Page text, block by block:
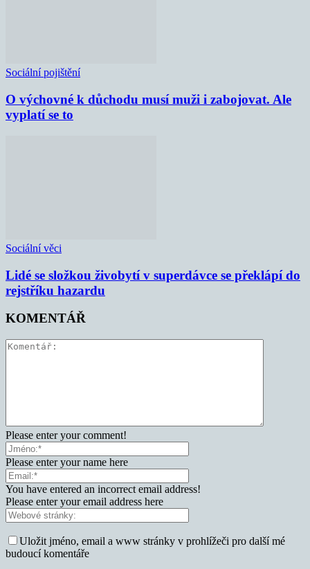
Sociální pojištění
O výchovné k důchodu musí muži i zabojovat. Ale
vyplatí se to
Sociální věci
Lidé se složkou živobytí v superdávce se překlápí do
rejstříku hazardu
KOMENTÁŘ
Please enter your comment!
Please enter your name here
You have entered an incorrect email address!
Please enter your email address here
Uložit jméno, email a www stránky v prohlížeči pro další mé
budoucí komentáře